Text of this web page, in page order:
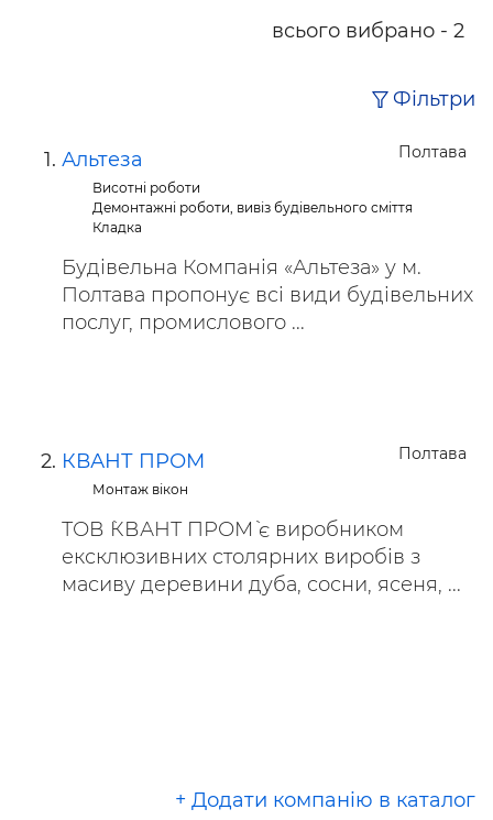
всього вибрано - 2
Фільтри
Полтава
Альтеза
Висотні роботи
Демонтажні роботи, вивіз будівельного сміття
Кладка
Будівельна Компанія «Альтеза» у м.
Полтава пропонує всі види будівельних
послуг, промислового ...
Полтава
КВАНТ ПРОМ
Монтаж вікон
ТОВ `КВАНТ ПРОМ` є виробником
ексклюзивних столярних виробів з
масиву деревини дуба, сосни, ясеня, ...
+ Додати компанію в каталог